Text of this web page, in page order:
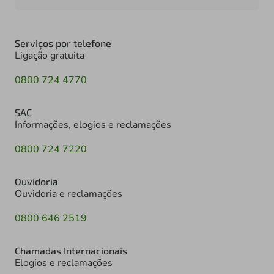
Serviços por telefone
Ligação gratuita
0800 724 4770
SAC
Informações, elogios e reclamações
0800 724 7220
Ouvidoria
Ouvidoria e reclamações
0800 646 2519
Chamadas Internacionais
Elogios e reclamações